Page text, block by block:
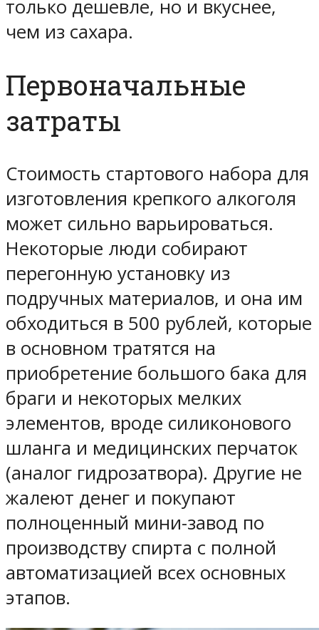
только дешевле, но и вкуснее,
чем из сахара.
Первоначальные
затраты
Стоимость стартового набора для
изготовления крепкого алкоголя
может сильно варьироваться.
Некоторые люди собирают
перегонную установку из
подручных материалов, и она им
обходиться в 500 рублей, которые
в основном тратятся на
приобретение большого бака для
браги и некоторых мелких
элементов, вроде силиконового
шланга и медицинских перчаток
(аналог гидрозатвора). Другие не
жалеют денег и покупают
полноценный мини-завод по
производству спирта с полной
автоматизацией всех основных
этапов.